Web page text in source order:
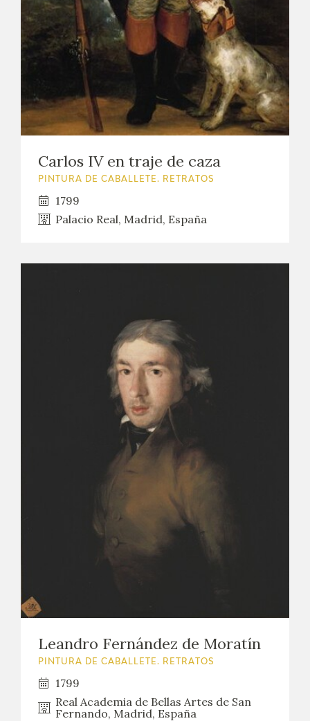
Carlos IV en traje de caza
PINTURA DE CABALLETE. RETRATOS
1799
Palacio Real, Madrid, España
Leandro Fernández de Moratín
PINTURA DE CABALLETE. RETRATOS
1799
Real Academia de Bellas Artes de San
Fernando, Madrid, España